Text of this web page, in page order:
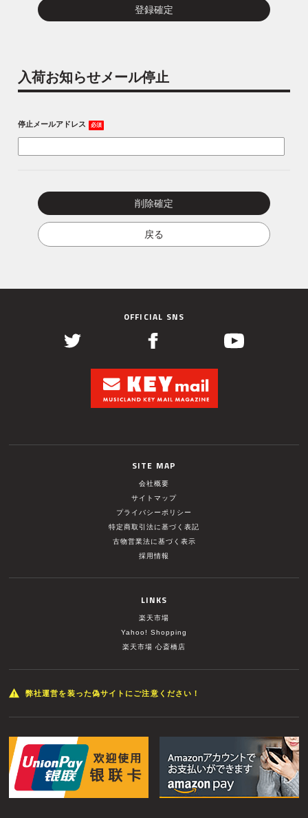
入荷お知らせメール停止
停止メールアドレス 必須
OFFICIAL SNS
SITE MAP
会社概要
サイトマップ
プライバシーポリシー
特定商取引法に基づく表記
古物営業法に基づく表示
採用情報
LINKS
楽天市場
Yahoo! Shopping
楽天市場 心斎橋店
弊社運営を装った偽サイトにご注意ください！